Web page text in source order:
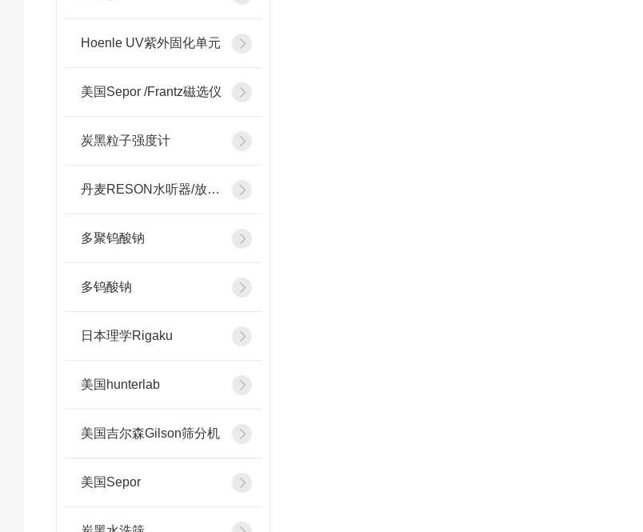
Hoenle UV紫外固化单元
美国Sepor /Frantz磁选仪
炭黑粒子强度计
丹麦RESON水听器/放大器
多聚钨酸钠
多钨酸钠
日本理学Rigaku
美国hunterlab
美国吉尔森Gilson筛分机
美国Sepor